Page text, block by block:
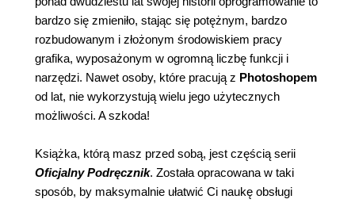
bardzo się zmieniło, stając się potężnym, bardzo
rozbudowanym i złożonym środowiskiem pracy
grafika, wyposażonym w ogromną liczbę funkcji i
narzędzi. Nawet osoby, które pracują z Photoshopem
od lat, nie wykorzystują wielu jego użytecznych
możliwości. A szkoda!
Książka, którą masz przed sobą, jest częścią serii
Oficjalny Podręcznik. Została opracowana w taki
sposób, by maksymalnie ułatwić Ci naukę obsługi